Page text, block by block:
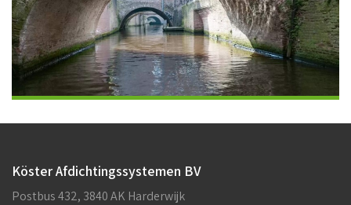
Köster Afdichtingssystemen BV
Postbus 432, 3840 AK Harderwijk